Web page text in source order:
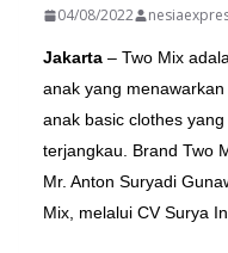
04/08/2022
Jakarta – Two Mix
anak yang
anak basic clothes
terjangkau. Brand Two
Mr. Anton Suryadi
Mix, melalui CV Surya